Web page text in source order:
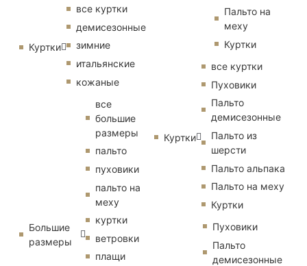
Куртки
все куртки
демисезонные
зимние
итальянские
кожаные
Большие
размеры
все
большие
размеры
пальто
пуховики
пальто на
меху
куртки
ветровки
плащи
Пальто на
меху
Куртки
Куртки
все куртки
Пуховики
Пальто
демисезонные
Пальто из
шерсти
Пальто альпака
Пальто на меху
Куртки
Пуховики
Пальто
демисезонные